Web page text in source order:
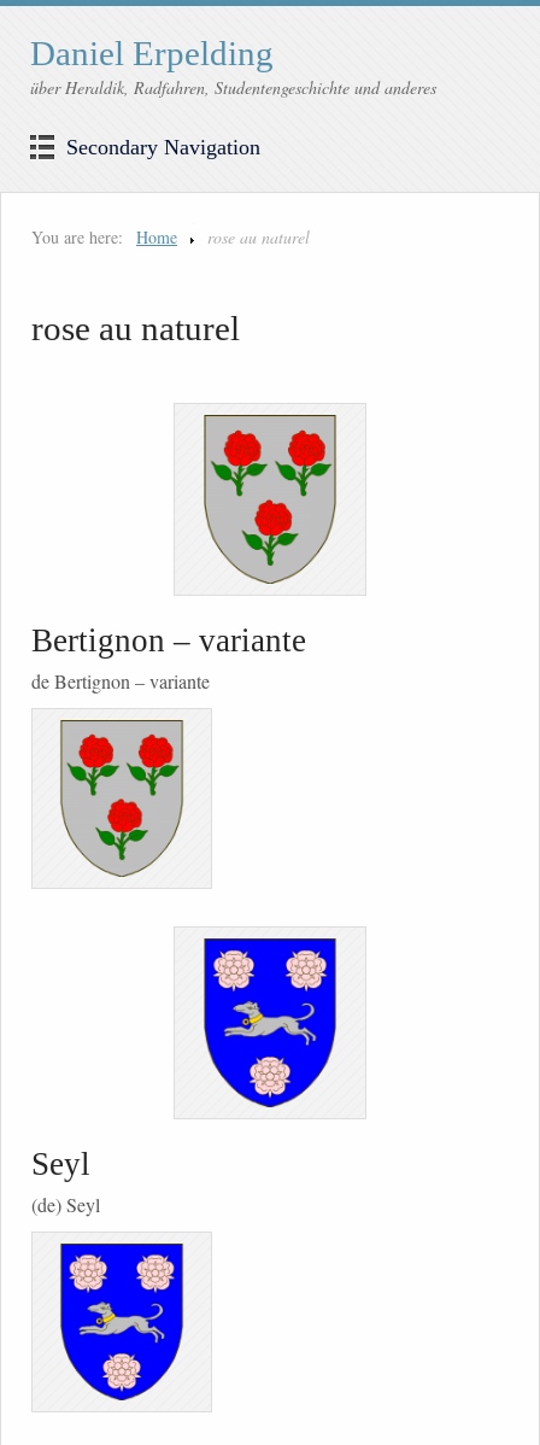
Daniel Erpelding
über Heraldik, Radfahren, Studentengeschichte und anderes
Secondary Navigation
You are here: Home rose au naturel
rose au naturel
Bertignon – variante
de Bertignon – variante
Seyl
(de) Seyl